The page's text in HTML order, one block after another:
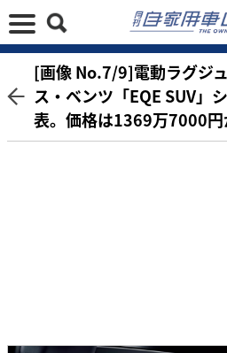
[画像 No.7/9]電動ラグジ
ス・ベンツ「EQE SUV」
表。価格は1369万7000円